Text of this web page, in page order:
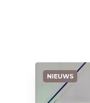
NIEUWS